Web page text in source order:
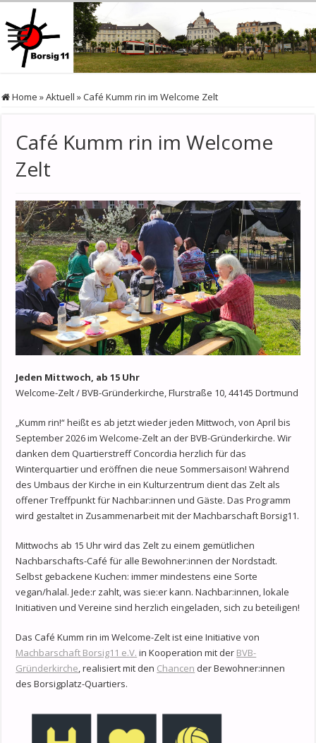
Home »Aktuell »Café Kumm rin im Welcome Zelt
Café Kumm rin im Welcome
Zelt
Jeden Mittwoch, ab 15 Uhr
Welcome-Zelt / BVB-Gründerkirche, Flurstraße 10, 44145 Dortmund
„Kumm rin!“ heißt es ab jetzt wieder jeden Mittwoch, von April bis
September 2026 im Welcome-Zelt an der BVB-Gründerkirche. Wir
danken dem Quartierstreff Concordia herzlich für das
Winterquartier und eröffnen die neue Sommersaison! Während
des Umbaus der Kirche in ein Kulturzentrum dient das Zelt als
offener Treffpunkt für Nachbar:innen und Gäste. Das Programm
wird gestaltet in Zusammenarbeit mit der Machbarschaft Borsig11.
Mittwochs ab 15 Uhr wird das Zelt zu einem gemütlichen
Nachbarschafts-Café für alle Bewohner:innen der Nordstadt.
Selbst gebackene Kuchen: immer mindestens eine Sorte
vegan/halal. Jede:r zahlt, was sie:er kann. Nachbar:innen, lokale
Initiativen und Vereine sind herzlich eingeladen, sich zu beteiligen!
Das Café Kumm rin im Welcome-Zelt ist eine Initiative von
Machbarschaft Borsig11 e.V. in Kooperation mit der BVB-
Gründerkirche, realisiert mit den Chancen der Bewohner:innen
des Borsigplatz-Quartiers.